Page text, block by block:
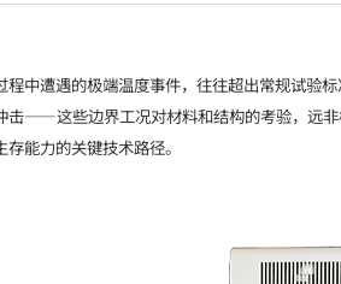
程中遭遇的极端温度事件，往往超出常规试验
击——这些边界工况对材料和结构的考验，远
能力的关键技术路径。